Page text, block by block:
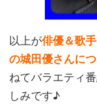
以上が俳優＆歌
の城田優さんに
ねてバラエティ
しみです♪